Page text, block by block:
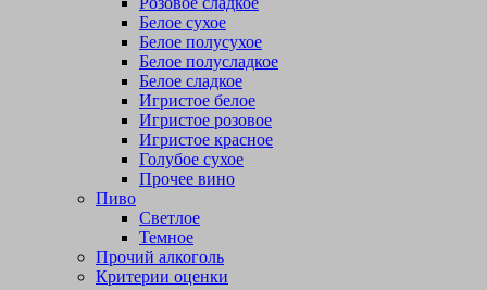
Белое сухое
Белое полусухое
Белое полусладкое
Белое сладкое
Игристое белое
Игристое розовое
Игристое красное
Голубое сухое
Прочее вино
Пиво
Светлое
Темное
Прочий алкоголь
Критерии оценки